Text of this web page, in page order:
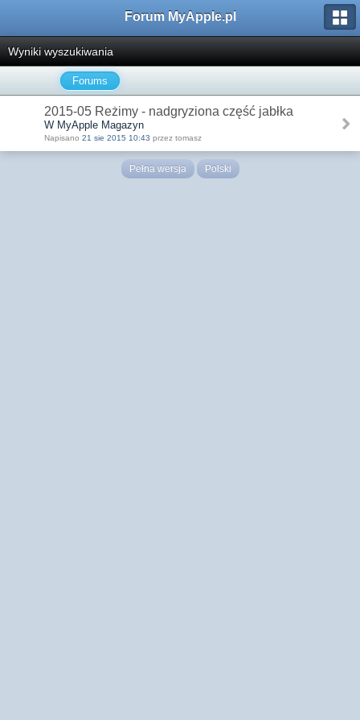
Forum MyApple.pl
Wyniki wyszukiwania
Forums
2015-05 Reżimy - nadgryziona część jabłka
W MyApple Magazyn
Napisano 21 sie 2015 10:43 przez tomasz
Pełna wersja Polski